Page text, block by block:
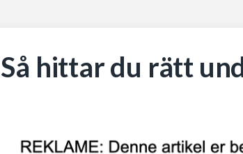
Så hittar du rätt